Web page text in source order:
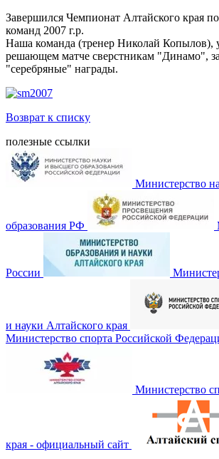
Завершился Чемпионат Алтайского края
команд 2007 г.р.
Наша команда (тренер Николай Копылов),
решающем матче сверстникам "Динамо",
"серебряные" награды.
Возврат к списку
полезные ссылки
Министерство
образования РФ
России
и науки Алтайского края
Министерство спорта Российской
Министерство
края - официальный сайт